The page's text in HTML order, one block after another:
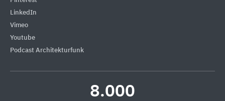
LinkedIn
Vimeo
Youtube
Podcast Architekturfunk
8.000